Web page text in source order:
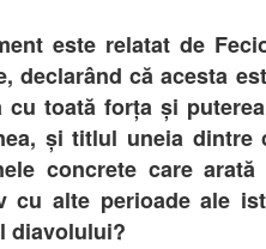
este relatat de
declarând că acesta
cu toată forța și
și titlul uneia dintre
concrete care
cu alte perioade ale
diavolului?